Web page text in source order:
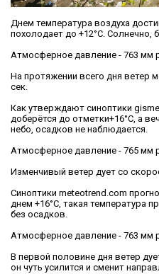
Днем температура воздуха
похолодает до +12°С. Солнечно,
Атмосферное давление - 763 мм
На протяжении всего дня ветер
сек.
Как утверждают синоптики
доберётся до отметки+16°С, а
небо, осадков не наблюдается.
Атмосферное давление - 765 мм
Изменчивый ветер дует со
Синоптики meteotrend.com
днем +16°С, такая температура
без осадков.
Атмосферное давление - 763 мм
В первой половине дня ветер
он чуть усилится и сменит